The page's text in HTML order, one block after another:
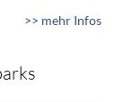
>> mehr Infos